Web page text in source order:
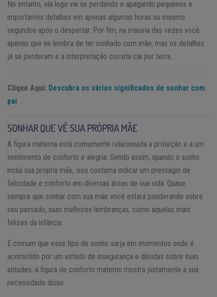
No entanto, ela logo vai se perdendo e apagando pequenos e
importantes detalhes em apenas algumas horas ou mesmo
segundos após o despertar. Por fim, na maioria das vezes você
apenas que se lembra de ter sonhado com mãe, mas os detalhes
já se perderam e a interpretação correta cai por terra.
Clique Aqui: Descubra os vários significados de sonhar com
pai
SONHAR QUE VÊ SUA PRÓPRIA MÃE
A figura materna está comumente relacionada a proteção e a um
sentimento de conforto e alegria. Sendo assim, quando o sonho
inclui sua própria mãe, isso costuma indicar um presságio de
felicidade e conforto em diversas áreas de sua vida. Quase
sempre que sonhar com sua mãe você estará ponderando sobre
seu passado, suas melhores lembranças, como aquelas mais
felizes da infância.
É comum que esse tipo de sonho surja em momentos onde é
acometido por um estado de insegurança e dúvidas sobre suas
atitudes; a figura de conforto materno mostra justamente a sua
necessidade disso.